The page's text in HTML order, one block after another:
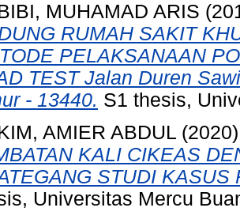
MUHAMAD ARIS
RUMAH SAKIT
PELAKSANAAN
TEST Jalan Duren
- 13440. S1 thesis,
AMIER ABDUL
KALI CIKEAS
STUDI
Universitas Mercu